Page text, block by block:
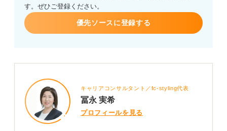
就活浪人を選んだ理由を聞かれた際に言い訳のようにな
らず、ポジティブな印象を残せる伝え方を教えてくださ
い。それとも言い訳になってしまうくらいなら正直に
す。ぜひご登録ください。
優先ソースに登録する
キャリアコンサルタント／fc-styling代表
冨永 実希
プロフィールを見る